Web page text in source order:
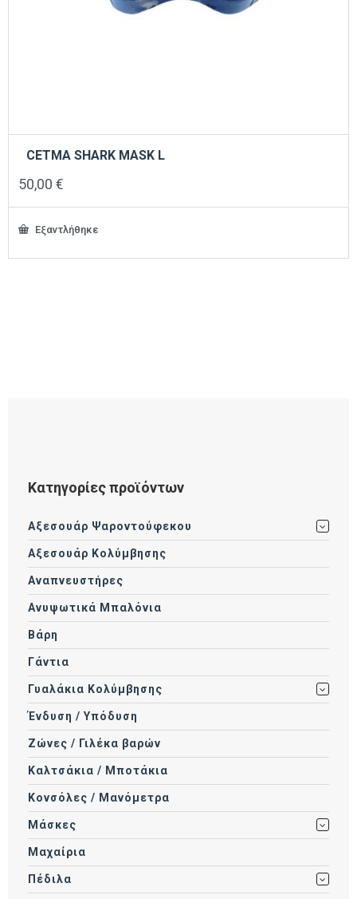
CETMA SHARK MASK L
50,00 €
Εξαντλήθηκε
Κατηγορίες προϊόντων
Αξεσουάρ Ψαροντούφεκου
Αξεσουάρ Κολύμβησης
Αναπνευστήρες
Ανυψωτικά Μπαλόνια
Βάρη
Γάντια
Γυαλάκια Κολύμβησης
Ένδυση / Υπόδυση
Ζώνες / Γιλέκα βαρών
Καλτσάκια / Μποτάκια
Κονσόλες / Μανόμετρα
Μάσκες
Μαχαίρια
Πέδιλα